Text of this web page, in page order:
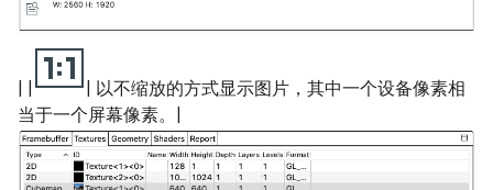
| 以不缩放的方式显示图片，其中一个设备像素相
当于一个屏幕像素。|